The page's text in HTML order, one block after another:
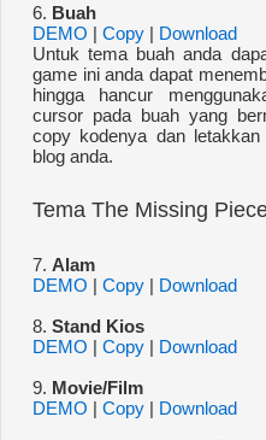
6. Buah
DEMO | Copy | Download
Untuk tema buah anda
game ini anda dapat
hingga hancur
cursor pada buah yang
copy kodenya dan
blog anda.
Tema The Missing
7. Alam
DEMO | Copy | Download
8. Stand Kios
DEMO | Copy | Download
9. Movie/Film
DEMO | Copy | Download